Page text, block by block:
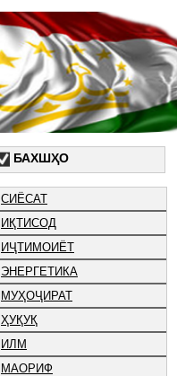
БАХШҲО
СИЁСАТ
ИҚТИСОД
ИҶТИМОИЁТ
ЭНЕРГЕТИКА
МУҲОҶИРАТ
ҲУҚУҚ
ИЛМ
МАОРИФ